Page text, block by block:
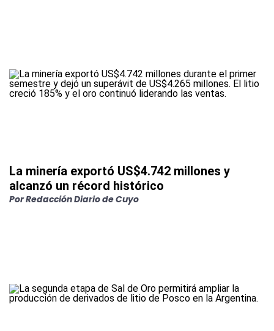
La minería exportó US$4.742 millones y
alcanzó un récord histórico
PorRedacción Diario de Cuyo